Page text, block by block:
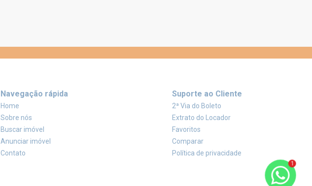
Navegação rápida
Home
Sobre nós
Buscar imóvel
Anunciar imóvel
Contato
Suporte ao Cliente
2ª Via do Boleto
Extrato do Locador
Favoritos
Comparar
Política de privacidade
1